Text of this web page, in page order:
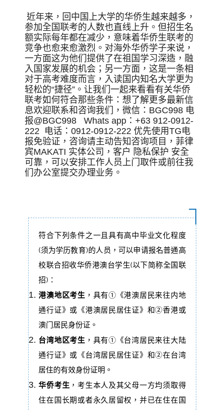
近年来，回中国上大学的华侨生越来越多，
参加全国联考的人数也直线上升。但招生名
额实际每年都在减少，意味着华侨生联考的
竞争也愈来愈激烈。对海外华侨学子来说，
一方面这为他们提供了在祖国学习深造，融
入国家发展的机会；另一方面，这是一条相
对于高考难度而言，入读国内知名大学更为
轻松的“捷径”。让我们一起来看看有关华侨
联考如何符合那些条件：想了解更多最新信
息欢迎联系和咨询我们，微信：BGC998 电
报@BGC998 Whats app：+63 912-0912-
222 电话：0912-0912-222 优先使用TG电
报免验证，咨询请主动告知咨询项目，菲律
宾MAKATI 实体公司，客户 隐私保护 安全
可靠，可以安排工作人员上门取件或前往我
们办公室提交办理业务。
符合下列条件之一且具有高中毕业文化程度
(须为学历教育)的人员，可以申请报名普通高
校联合招收华侨港澳台学生(以下简称全国联
招)：
港澳地区考生 ，具有①《港澳居民来往内地
通行证》或《港澳居民居住证》和②香港或
澳门居民身份证。
台湾地区考生 ，具有①《台湾居民来往大陆
通行证》或《台湾居民居住证》和②在台湾
居住的有效身份证明。
华侨考生 ，考生本人及其父母一方均须取得
住在国长期或者永久居留权，并已在住在国